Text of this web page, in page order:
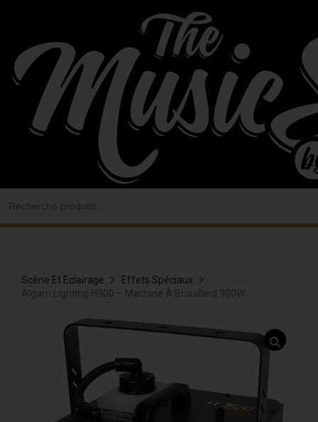
contenu
Scène Et Eclairage
Effets Spéciaux
Algam Lighting H900 – Machine À Brouillard 900W